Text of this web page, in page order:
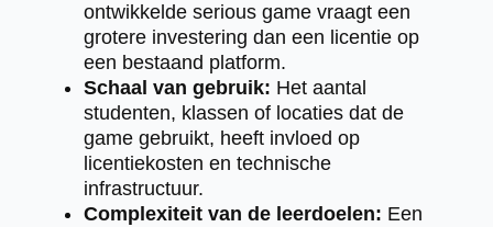
ontwikkelde serious game vraagt een
grotere investering dan een licentie op
een bestaand platform.
Schaal van gebruik: Het aantal
studenten, klassen of locaties dat de
game gebruikt, heeft invloed op
licentiekosten en technische
infrastructuur.
Complexiteit van de leerdoelen: Een